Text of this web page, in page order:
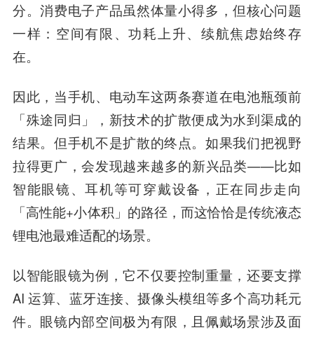
分。消费电子产品虽然体量小得多，但核心问题
一样：空间有限、功耗上升、续航焦虑始终存
在。
因此，当手机、电动车这两条赛道在电池瓶颈前
「殊途同归」，新技术的扩散便成为水到渠成的
结果。但手机不是扩散的终点。如果我们把视野
拉得更广，会发现越来越多的新兴品类——比如
智能眼镜、耳机等可穿戴设备，正在同步走向
「高性能+小体积」的路径，而这恰恰是传统液态
锂电池最难适配的场景。
以智能眼镜为例，它不仅要控制重量，还要支撑
AI 运算、蓝牙连接、摄像头模组等多个高功耗元
件。眼镜内部空间极为有限，且佩戴场景涉及面